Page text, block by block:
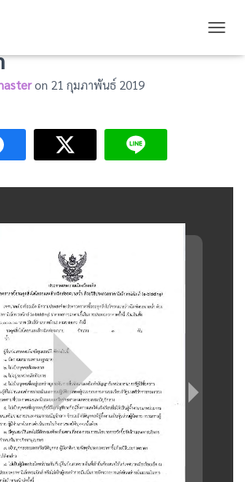
ถดูดสิ่งโสโครกและล้างฉีด
on 21 กุมภาพันธ์ 2019